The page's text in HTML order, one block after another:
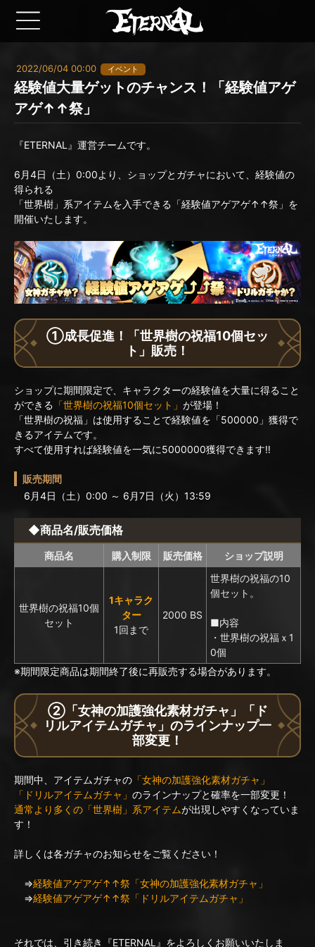
2022/06/04 00:00 イベント
経験値大量ゲットのチャンス！「経験値アゲ
アゲ↑↑祭」
『ETERNAL』運営チームです。
6月4日（土）0:00より、ショップとガチャにおいて、経験値の
得られる
「世界樹」系アイテムを入手できる「経験値アゲアゲ↑↑祭」を
開催いたします。
①成長促進！「世界樹の祝福10個セッ
ト」販売！
ショップに期間限定で、キャラクターの経験値を大量に得ること
ができる 「世界樹の祝福10個セット」 が登場！
「世界樹の祝福」は使用することで経験値を「500000」獲得で
きるアイテムです。
すべて使用すれば経験値を一気に5000000獲得できます‼
販売期間
6月4日（土）0:00 ～ 6月7日（火）13:59
◆商品名/販売価格
商品名 購入制限 販売価格 ショップ説明
世界樹の祝福10個
セット
1キャラク
ター
1回まで
2000 BS
世界樹の祝福の10
個セット。
■内容
・世界樹の祝福ｘ1
0個
※期間限定商品は期間終了後に再販売する場合があります。
②「女神の加護強化素材ガチャ」「ド
リルアイテムガチャ」のラインナップ一
部変更！
期間中、アイテムガチャの 「女神の加護強化素材ガチャ」
「ドリルアイテムガチャ」 のラインナップと確率を一部変更！
通常より多くの「世界樹」系アイテムが出現しやすくなっていま
す！
詳しくは各ガチャのお知らせをご覧ください！
⇒経験値アゲアゲ↑↑祭「女神の加護強化素材ガチャ」
⇒経験値アゲアゲ↑↑祭「ドリルアイテムガチャ」
それでは、引き続き『ETERNAL』をよろしくお願いいたしま